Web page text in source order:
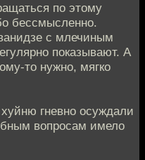
по этому
бессмысленно.
с млечиным
показывают. А
то нужно, мягко
гневно осуждали
вопросам имело